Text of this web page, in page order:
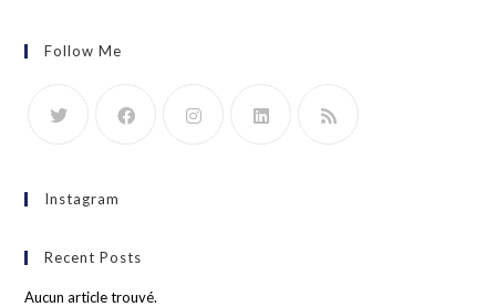
Follow Me
Instagram
Recent Posts
Aucun article trouvé.